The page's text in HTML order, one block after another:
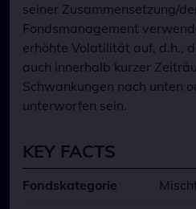
seiner Zusammensetzung/
Fondsmanagement
erhöhte Volatilität auf, d.h.,
auch innerhalb kurzer
Schwankungen nach unten
unterworfen sein.
KEY FACTS
Fondskategorie